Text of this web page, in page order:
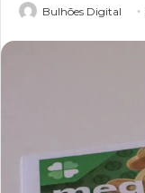
Bulhões Digital